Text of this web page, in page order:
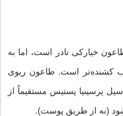
خیارکی نادر است، اما به
کشنده‌تر است. طاعون ریوی
یرسینیا پستیس مستقیماً از
(نه از طریق پوست).